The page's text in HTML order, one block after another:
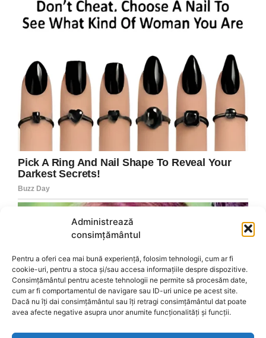
Administrează
consimțământul
Pentru a oferi cea mai bună experiență, folosim tehnologii, cum ar fi
cookie-uri, pentru a stoca și/sau accesa informațiile despre dispozitive.
Consimțământul pentru aceste tehnologii ne permite să procesăm date,
cum ar fi comportamentul de navigare sau ID-uri unice pe acest site.
Dacă nu îți dai consimțământul sau îți retragi consimțământul dat poate
avea afecte negative asupra unor anumite funcționalități și funcții.